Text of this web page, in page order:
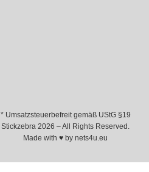
* Umsatzsteuerbefreit gemäß UStG §19
Stickzebra 2026 – All Rights Reserved.
Made with ♥ bynets4u.eu